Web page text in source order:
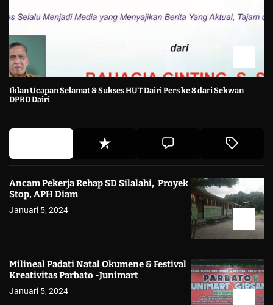
Iklan Ucapan Selamat & Sukses HUT Dairi Pers ke 8 dari Sekwan
DPRD Dairi
Ancam Pekerja Rehap SD Silalahi, Proyek
Stop, APH Diam
Januari 5, 2024
Milineal Padati Natal Okumene & Festival
Kreativitas Parbato -Junimart
Januari 5, 2024